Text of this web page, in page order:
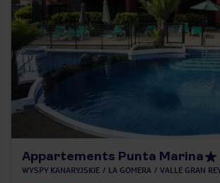
Appartements Punta Marina
WYSPY KANARYJSKIE LA GOMERA VALLE GRAN